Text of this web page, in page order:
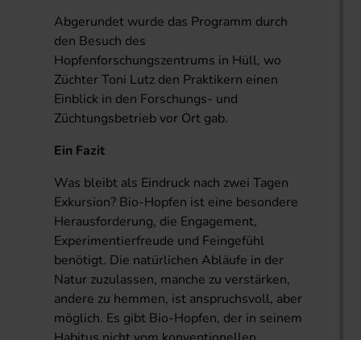
Abgerundet wurde das Programm durch
den Besuch des
Hopfenforschungszentrums in Hüll, wo
Züchter Toni Lutz den Praktikern einen
Einblick in den Forschungs- und
Züchtungsbetrieb vor Ort gab.
Ein Fazit
Was bleibt als Eindruck nach zwei Tagen
Exkursion? Bio-Hopfen ist eine besondere
Herausforderung, die Engagement,
Experimentierfreude und Feingefühl
benötigt. Die natürlichen Abläufe in der
Natur zuzulassen, manche zu verstärken,
andere zu hemmen, ist anspruchsvoll, aber
möglich. Es gibt Bio-Hopfen, der in seinem